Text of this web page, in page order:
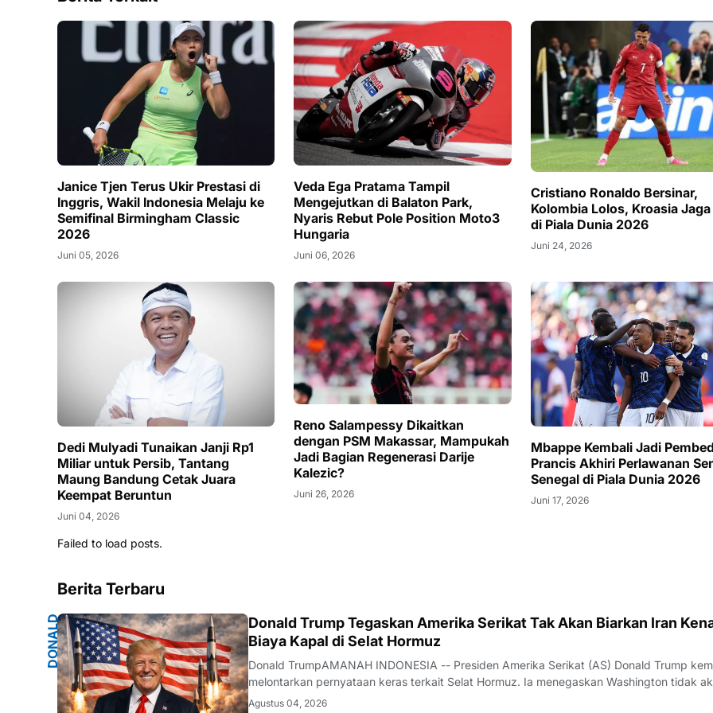
Janice Tjen Terus Ukir Prestasi di
Inggris, Wakil Indonesia Melaju ke
Semifinal Birmingham Classic
2026
Juni 05, 2026
Veda Ega Pratama Tampil
Mengejutkan di Balaton Park,
Nyaris Rebut Pole Position Moto3
Hungaria
Juni 06, 2026
Cristiano Ronaldo Bersinar,
Kolombia Lolos, Kroasia
di Piala Dunia 2026
Juni 24, 2026
Dedi Mulyadi Tunaikan Janji Rp1
Miliar untuk Persib, Tantang
Maung Bandung Cetak Juara
Keempat Beruntun
Juni 04, 2026
Reno Salampessy Dikaitkan
dengan PSM Makassar, Mampukah
Jadi Bagian Regenerasi Darije
Kalezic?
Juni 26, 2026
Mbappe Kembali Jadi
Prancis Akhiri Perlawanan
Senegal di Piala Dunia 2026
Juni 17, 2026
Failed to load posts.
Berita Terbaru
D
O
N
AL
D
T
R
U
MP
Donald Trump Tegaskan Amerika Serikat Tak Akan Biarkan Iran
Biaya Kapal di Selat Hormuz
Donald TrumpAMANAH INDONESIA -- Presiden Amerika Serikat (AS) Donald Trump
melontarkan pernyataan keras terkait Selat Hormuz. Ia menegaskan Washington tidak
membiarkan Iran mengenakan biaya terhadap kapal-kapal yang melintasi jalur pelayaran
Agustus 04, 2026